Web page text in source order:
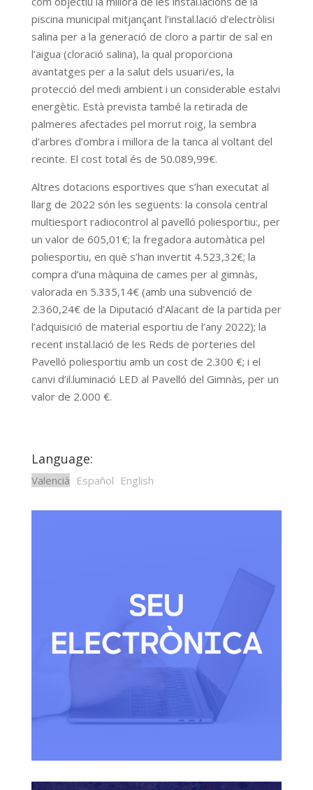
piscina municipal mitjançant l’instal.lació d’electròlisi
salina per a la generació de cloro a partir de sal en
l’aigua (cloració salina), la qual proporciona
avantatges per a la salut dels usuari/es, la
protecció del medi ambient i un considerable estalvi
energètic. Està prevista també la retirada de
palmeres afectades pel morrut roig, la sembra
d’arbres d’ombra i millora de la tanca al voltant del
recinte. El cost total és de 50.089,99€.
Altres dotacions esportives que s’han executat al
llarg de 2022 són les següents: la consola central
multiesport radiocontrol al pavelló poliesportiu:, per
un valor de 605,01€; la fregadora automàtica pel
poliesportiu, en què s’han invertit 4.523,32€; la
compra d’una màquina de cames per al gimnàs,
valorada en 5.335,14€ (amb una subvenció de
2.360,24€ de la Diputació d’Alacant de la partida per
l’adquisició de material esportiu de l’any 2022); la
recent instal.lació de les Reds de porteries del
Pavelló poliesportiu amb un cost de 2.300 €; i el
canvi d’il.luminació LED al Pavelló del Gimnàs, per un
valor de 2.000 €.
Language:
Valencià Español English